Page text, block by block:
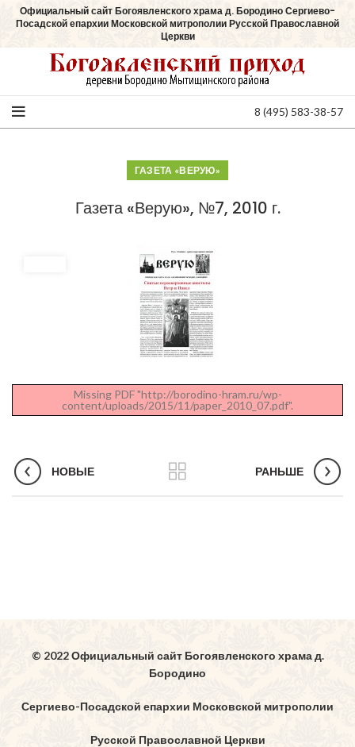
Официальный сайт Богоявленского храма д. Бородино Сергиево-
Посадской епархии Московской митрополии Русской Православной
Церкви
8 (495) 583-38-57
ГАЗЕТА «ВЕРУЮ»
Газета «Верую», №7, 2010 г.
Missing PDF "http://borodino-hram.ru/wp-
content/uploads/2015/11/paper_2010_07.pdf".
НОВЫЕ РАНЬШЕ
© 2022 Официальный сайт Богоявленского храма д.
Бородино
Сергиево-Посадской епархии Московской митрополии
Русской Православной Церкви